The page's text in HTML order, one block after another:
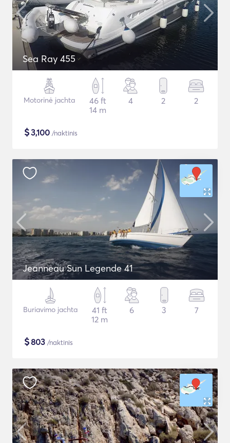
Sea Ray 455
Motorinė jachta
46 ft
14 m
4 2 2
$3,100 /naktinis
Jeanneau Sun Legende 41
Buriavimo jachta
41 ft
12 m
6 3 7
$803 /naktinis